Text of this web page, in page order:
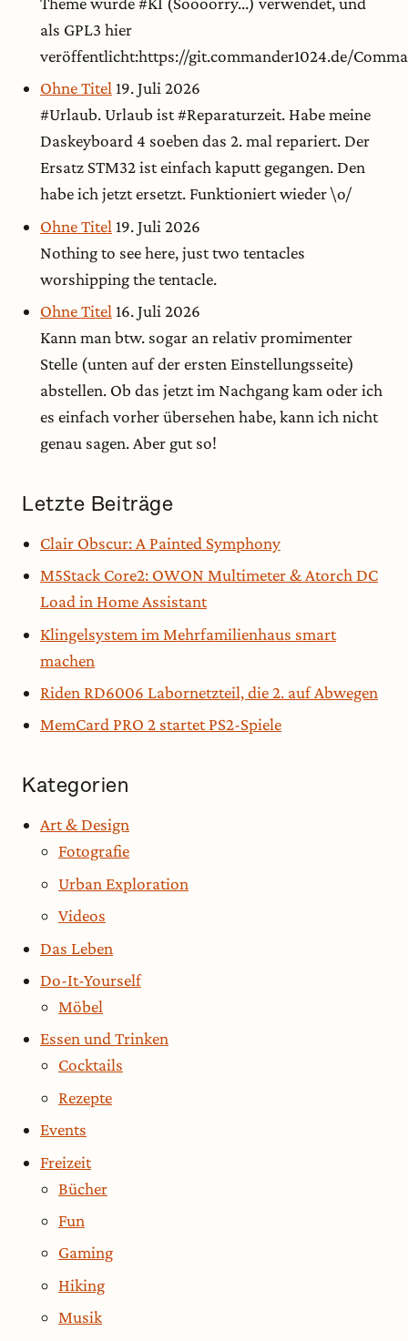
als GPL3 hier
veröffentlicht:https://git.commander1024.de/
Ohne Titel 19. Juli 2026
#Urlaub. Urlaub ist #Reparaturzeit. Habe meine
Daskeyboard 4 soeben das 2. mal repariert. Der
Ersatz STM32 ist einfach kaputt gegangen. Den
habe ich jetzt ersetzt. Funktioniert wieder \o/
Ohne Titel 19. Juli 2026
Nothing to see here, just two tentacles
worshipping the tentacle.
Ohne Titel 16. Juli 2026
Kann man btw. sogar an relativ promimenter
Stelle (unten auf der ersten Einstellungsseite)
abstellen. Ob das jetzt im Nachgang kam oder ich
es einfach vorher übersehen habe, kann ich nicht
genau sagen. Aber gut so!
Letzte Beiträge
Clair Obscur: A Painted Symphony
M5Stack Core2: OWON Multimeter & Atorch DC
Load in Home Assistant
Klingelsystem im Mehrfamilienhaus smart
machen
Riden RD6006 Labornetzteil, die 2. auf Abwegen
MemCard PRO 2 startet PS2-Spiele
Kategorien
Art & Design
Fotografie
Urban Exploration
Videos
Das Leben
Do-It-Yourself
Möbel
Essen und Trinken
Cocktails
Rezepte
Events
Freizeit
Bücher
Fun
Gaming
Hiking
Musik